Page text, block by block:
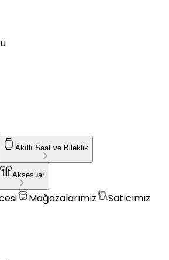
Akıllı Saat ve Bileklik
Aksesuar
Mağazalarımız
Satıcımız